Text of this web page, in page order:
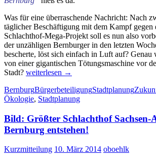
Was für eine überraschende Nachricht: Nach
täglicher Beschäftigung mit dem Kampf gegen
Schlachthof-Mega-Projekt soll es nun also
der unzähligen Bernburger in den letzten
bescherte, löst sich einfach in Luft auf?
von einer gigantischen Tötungsmaschine vor
Stadt? Der
Bluff?
weiterlesen →
BernburgBürgerbeteiligungStadtplanung
Ökologie, Stadtplanung
Bild: Größter Schlachthof Sachsen-
Bernburg entstehen!
Kurzmitteilung 10. März 2014 oboehlk